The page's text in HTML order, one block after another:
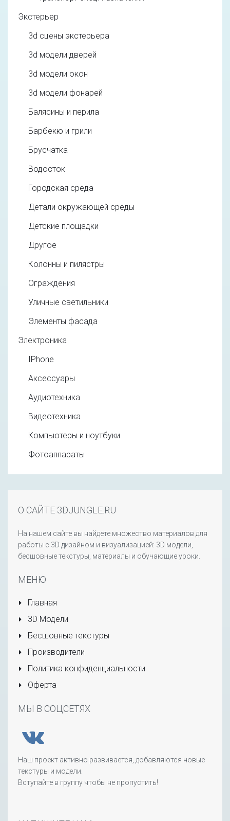
Экстерьер
3d cцены экстерьера
3d модели дверей
3d модели окон
3d модели фонарей
Балясины и перила
Барбекю и грили
Брусчатка
Водосток
Городская среда
Детали окружающей среды
Детские площадки
Другое
Колонны и пилястры
Ограждения
Уличные светильники
Элементы фасада
Электроника
IPhone
Аксессуары
Аудиотехника
Видеотехника
Компьютеры и ноутбуки
Фотоаппараты
О САЙТЕ 3DJUNGLE.RU
На нашем сайте вы найдете множество материалов для
работы с 3D дизайном и визуализацией: 3D модели,
бесшовные текстуры, материалы и обучающие уроки.
МЕНЮ
Главная
3D Модели
Бесшовные текстуры
Производители
Политика конфиденциальности
Оферта
МЫ В СОЦСЕТЯХ
Наш проект активно развивается, добавляются новые
текстуры и модели.
Вступайте в группу чтобы не пропустить!